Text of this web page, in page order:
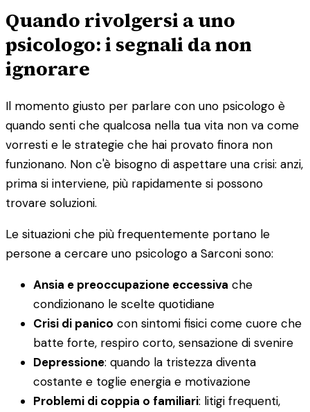
Quando rivolgersi a uno
psicologo: i segnali da non
ignorare
Il momento giusto per parlare con uno psicologo è
quando senti che qualcosa nella tua vita non va come
vorresti e le strategie che hai provato finora non
funzionano. Non c'è bisogno di aspettare una crisi: anzi,
prima si interviene, più rapidamente si possono
trovare soluzioni.
Le situazioni che più frequentemente portano le
persone a cercare uno psicologo a Sarconi sono:
Ansia e preoccupazione eccessiva che
condizionano le scelte quotidiane
Crisi di panico con sintomi fisici come cuore che
batte forte, respiro corto, sensazione di svenire
Depressione: quando la tristezza diventa
costante e toglie energia e motivazione
Problemi di coppia o familiari: litigi frequenti,